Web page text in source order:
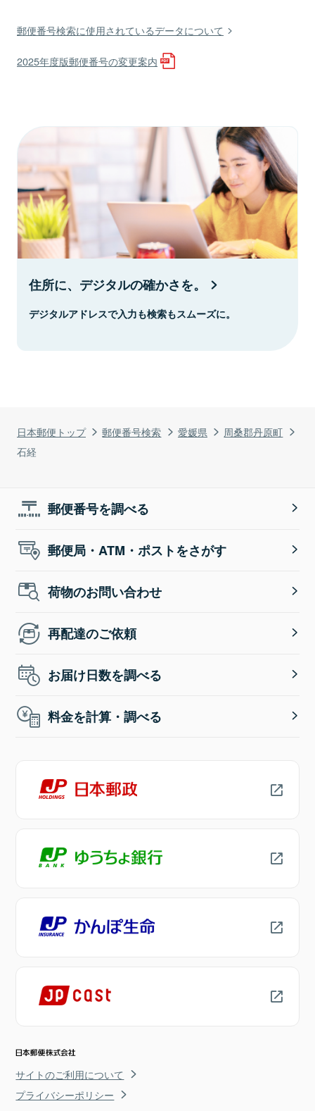
日本郵便トップ 郵便番号検索 愛媛県
周桑郡丹原町
石経
郵便番号検索に使用されているデータについて
2025年度版郵便番号の変更案内
住所に、デジタルの確かさを。
デジタルアドレスで入力も検索もスムーズに。
郵便番号を調べる
郵便局・ATM・ポストをさがす
荷物のお問い合わせ
再配達のご依頼
お届け日数を調べる
料金を計算・調べる
サイトのご利用について
プライバシーポリシー